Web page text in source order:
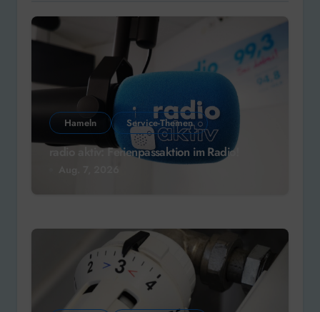
Hameln Service-Themen
radio aktiv: Ferienpassaktion im Radio!